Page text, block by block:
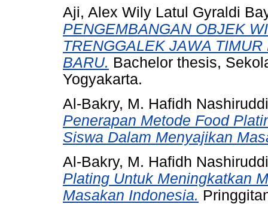
Aji, Alex Wily Latul Gyraldi
PENGEMBANGAN OBJEK
TRENGGALEK JAWA
BARU. Bachelor thesis,
Yogyakarta.
Al-Bakry, M. Hafidh
Penerapan Metode Food
Siswa Dalam Menyajikan
Al-Bakry, M. Hafidh
Plating Untuk Meningkatkan
Masakan Indonesia.